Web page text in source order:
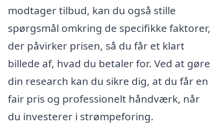
modtager tilbud, kan du også stille
spørgsmål omkring de specifikke faktorer,
der påvirker prisen, så du får et klart
billede af, hvad du betaler for. Ved at gøre
din research kan du sikre dig, at du får en
fair pris og professionelt håndværk, når
du investerer i strømpeforing.